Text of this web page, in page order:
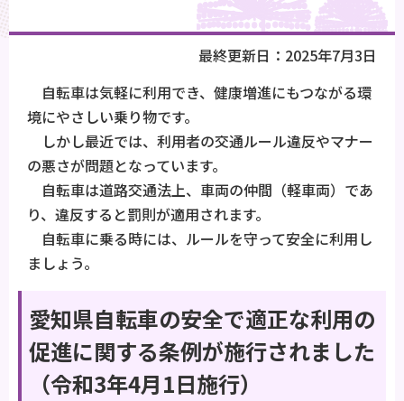
で
す
最終更新日：2025年7月3日
自転車は気軽に利用でき、健康増進にもつながる環
境にやさしい乗り物です。
しかし最近では、利用者の交通ルール違反やマナー
の悪さが問題となっています。
自転車は道路交通法上、車両の仲間（軽車両）であ
り、違反すると罰則が適用されます。
自転車に乗る時には、ルールを守って安全に利用し
ましょう。
愛知県自転車の安全で適正な利用の
促進に関する条例が施行されました
（令和3年4月1日施行）